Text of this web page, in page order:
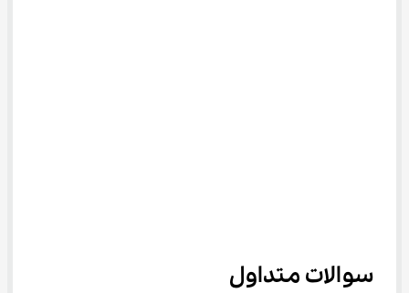
سوالات متداول